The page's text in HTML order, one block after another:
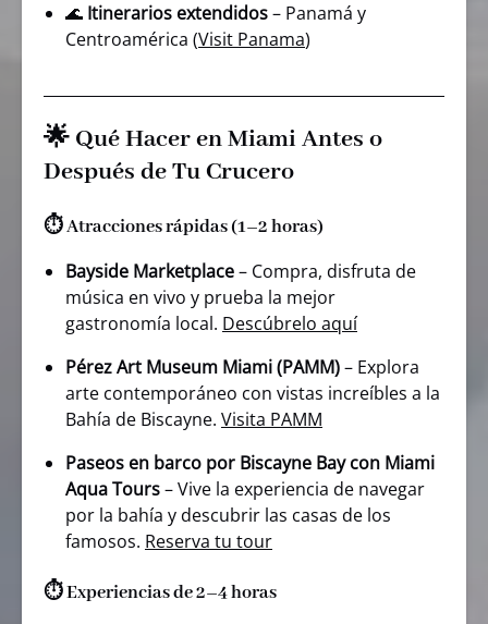
🌊 Itinerarios extendidos– Panamá y
Centroamérica (Visit Panama)
🌟 Qué Hacer en Miami Antes o
Después de Tu Crucero
⏱️ Atracciones rápidas (1–2 horas)
Bayside Marketplace– Compra, disfruta de
música en vivo y prueba la mejor
gastronomía local. Descúbrelo aquí
Pérez Art Museum Miami (PAMM)– Explora
arte contemporáneo con vistas increíbles a la
Bahía de Biscayne. Visita PAMM
Paseos en barco por Biscayne Bay con Miami
Aqua Tours– Vive la experiencia de navegar
por la bahía y descubrir las casas de los
famosos. Reserva tu tour
⏱️ Experiencias de 2–4 horas